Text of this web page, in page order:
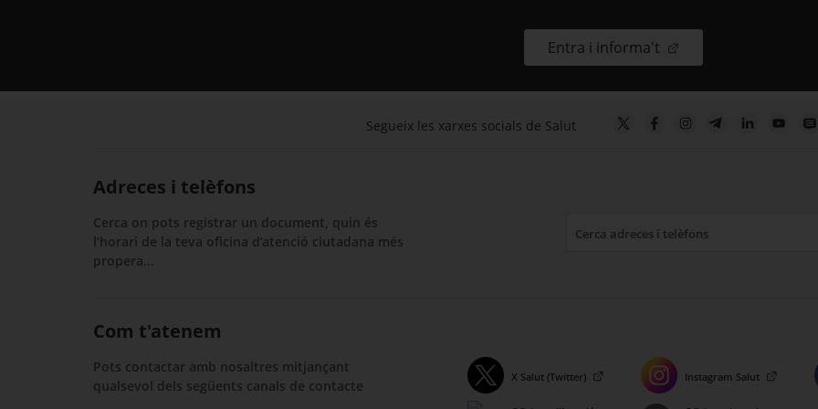
Entra i informa't . Obre en una nova
Segueix les xarxes socials de Salut
Adreces i telèfons
Cerca on pots registrar un document, quin és
l’horari de la teva oficina d’atenció ciutadana més
propera…
Com t'atenem
Pots contactar amb nosaltres mitjançant
qualsevol dels següents canals de contacte
X Salut (Twitter)
. Obre en una nova finestra. Instagram Salut
. Obre en una nova